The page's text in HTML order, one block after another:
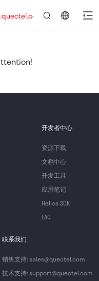
开发者中心
资源下载
文档中心
开发工具
应用笔记
Helios SDK
FAQ
联系我们
销售支持: sales@quectel.com
技术支持: support@quectel.com